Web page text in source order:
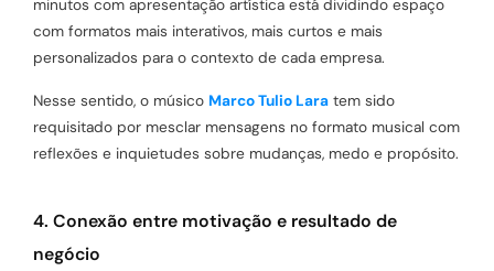
minutos com apresentação artística está dividindo espaço
com formatos mais interativos, mais curtos e mais
personalizados para o contexto de cada empresa.
Nesse sentido, o músico Marco Tulio Lara tem sido
requisitado por mesclar mensagens no formato musical com
reflexões e inquietudes sobre mudanças, medo e propósito.
4. Conexão entre motivação e resultado de
negócio